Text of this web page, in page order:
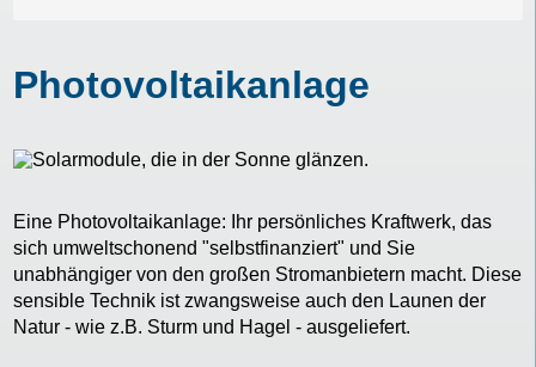
Photovoltaikanlage
Eine Photovoltaikanlage: Ihr persönliches Kraftwerk, das
sich umweltschonend "selbstfinanziert" und Sie
unabhängiger von den großen Stromanbietern macht. Diese
sensible Technik ist zwangsweise auch den Launen der
Natur - wie z.B. Sturm und Hagel - ausgeliefert.